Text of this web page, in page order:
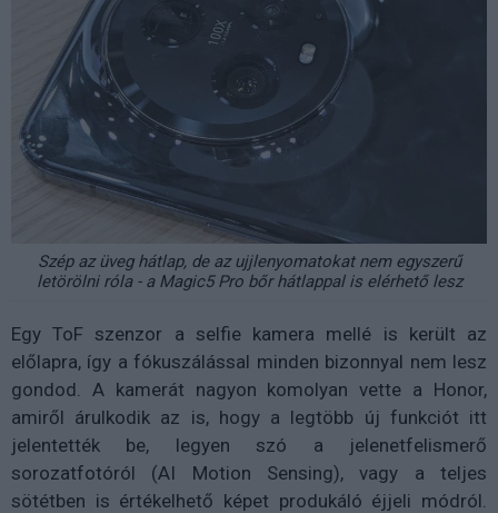
Szép az üveg hátlap, de az ujjlenyomatokat nem egyszerű
letörölni róla - a Magic5 Pro bőr hátlappal is elérhető lesz
Egy ToF szenzor a selfie kamera mellé is került az
előlapra, így a fókuszálással minden bizonnyal nem lesz
gondod. A kamerát nagyon komolyan vette a Honor,
amiről árulkodik az is, hogy a legtöbb új funkciót itt
jelentették be, legyen szó a jelenetfelismerő
sorozatfotóról (AI Motion Sensing), vagy a teljes
sötétben is értékelhető képet produkáló éjjeli módról.